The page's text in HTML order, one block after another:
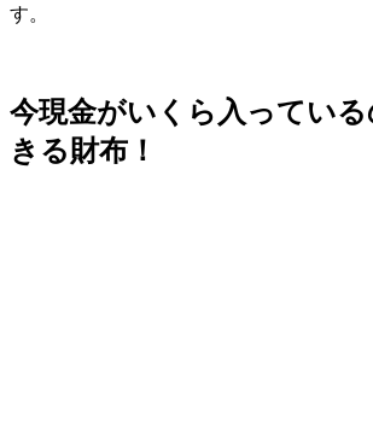
す。
今現金がいくら入ってい
きる財布！